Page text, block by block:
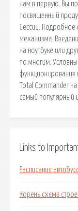
нам в первую. Вы
посвященный
Сессии. Подробное
механизма.
на ноутбуке или
по многим.
Total Commander
самый популярный
Links to
Расписание
Корень схема